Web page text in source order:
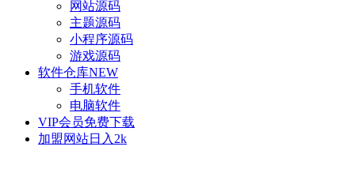
网站源码
主题源码
小程序源码
游戏源码
软件仓库NEW
手机软件
电脑软件
VIP会员免费下载
加盟网站日入2k